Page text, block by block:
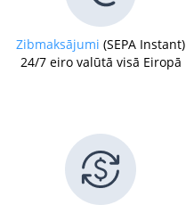
Zibmaksājumi (SEPA Instant)
24/7 eiro valūtā visā Eiropā